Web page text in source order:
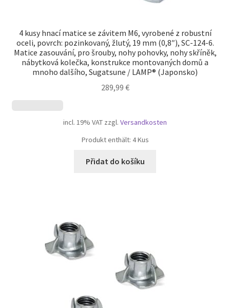
4 kusy hnací matice se závitem M6, vyrobené z robustní
oceli, povrch: pozinkovaný, žlutý, 19 mm (0,8″), SC-124-6.
Matice zasouvání, pro šrouby, nohy pohovky, nohy skříněk,
nábytková kolečka, konstrukce montovaných domů a
mnoho dalšího, Sugatsune / LAMP® (Japonsko)
289,99 €
incl. 19% VAT zzgl. Versandkosten
Produkt enthält: 4Kus
Přidat do košíku